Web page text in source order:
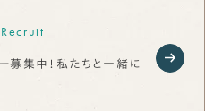
Recruit
募集中！私たちと一緒に